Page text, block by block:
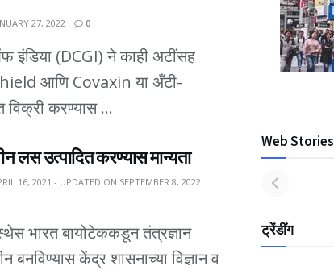
27, 2022 0
(DCGI) ने काही अटींसह
आणि Covaxin या अँटी-
विक्री करण्यास ...
उत्पादित करण्यास मान्यता
16, 2021 - UPDATED ON SEPTEMBER 8, 2022
भारत बायोटेककडून तंत्रज्ञान
बनविण्यास केंद्र शासनाच्या विज्ञान व
Web Stories
ट्रेंडींग